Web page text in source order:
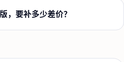
，要补多少差价？